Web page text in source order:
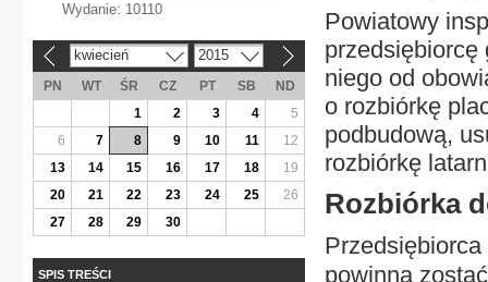
Powiatowy
przedsiębiorcę
niego od
o rozbiórkę
podbudową,
rozbiórkę
Rozbiórka
powinna
Wydanie: 10110
kwiecień 2015
PN WT ŚR CZ PT SB
ND
1
2 3 4
5
6
7 8 9 10 11
12
13
14 15 16 17 18
19
20
21 22 23 24 25
26
27
28 29 30
SPIS TREŚCI